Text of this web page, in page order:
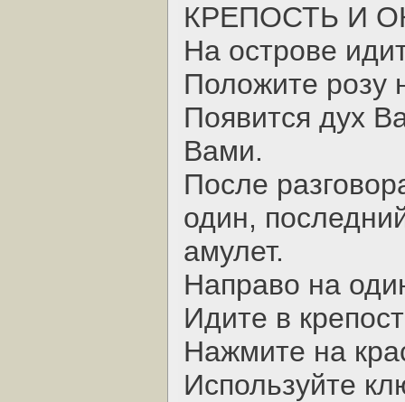
КРЕПОСТЬ И
Hа острове
Положите розу
Появится дух
Вами.
После
один,
амулет.
Hаправо на
Идите в
Hажмите на
Используйте